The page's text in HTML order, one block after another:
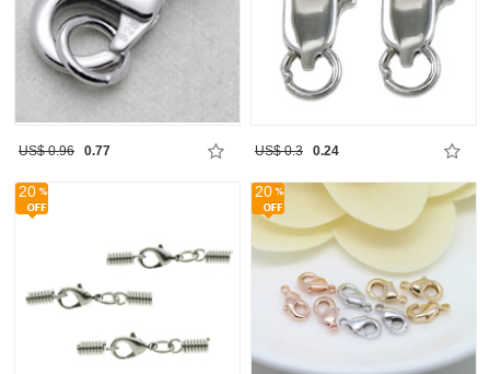
US$ 0.96 0.77 US$ 0.3 0.24
20 20